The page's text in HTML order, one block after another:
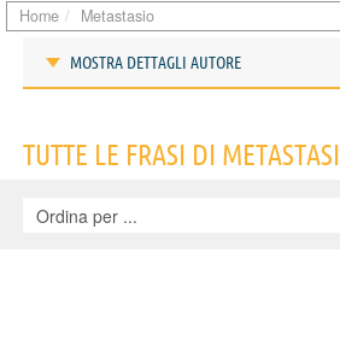
Home Metastasio
MOSTRA DETTAGLI AUTORE
TUTTE LE FRASI DI